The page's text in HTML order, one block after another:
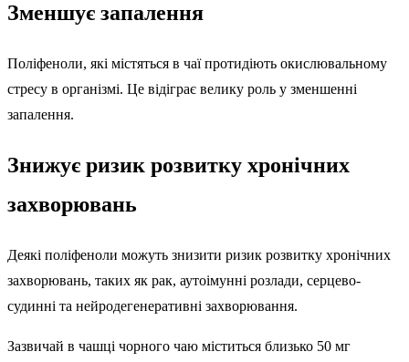
Зменшує запалення
Поліфеноли, які містяться в чаї протидіють окислювальному
стресу в організмі. Це відіграє велику роль у зменшенні
запалення.
Знижує ризик розвитку хронічних
захворювань
Деякі поліфеноли можуть знизити ризик розвитку хронічних
захворювань, таких як рак, аутоімунні розлади, серцево-
судинні та нейродегенеративні захворювання.
Зазвичай в чашці чорного чаю міститься близько 50 мг